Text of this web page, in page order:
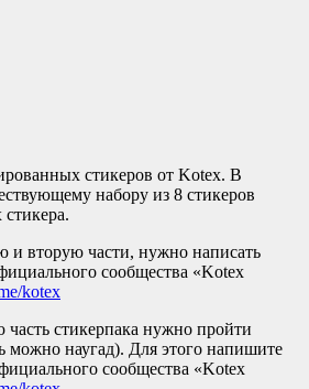
стикеров от Kotex. В
набору из 8 стикеров
и вторую части, нужно написать
сообщества «Kotex
kotex
стикерпака нужно пройти
можно наугад). Для этого напишите
сообщества «Kotex